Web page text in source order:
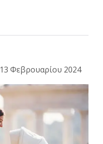
13 Φεβρουαρίου 2024